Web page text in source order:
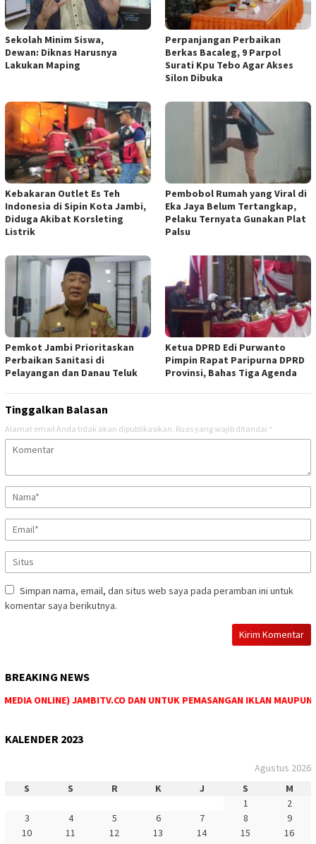
Sekolah Minim Siswa,
Dewan: Diknas Harusnya
Lakukan Maping
Perpanjangan Perbaikan
Berkas Bacaleg, 9 Parpol
Surati Kpu Tebo Agar Akses
Silon Dibuka
Kebakaran Outlet Es Teh
Indonesia di Sipin Kota Jambi,
Diduga Akibat Korsleting
Listrik
Pembobol Rumah yang Viral di
Eka Jaya Belum Tertangkap,
Pelaku Ternyata Gunakan Plat
Palsu
Pemkot Jambi Prioritaskan
Perbaikan Sanitasi di
Pelayangan dan Danau Teluk
Ketua DPRD Edi Purwanto
Pimpin Rapat Paripurna DPRD
Provinsi, Bahas Tiga Agenda
Tinggalkan Balasan
Alamat email Anda tidak akan dipublikasikan. Ruas yang wajib ditandai *
Simpan nama, email, dan situs web saya pada peramban ini untuk
komentar saya berikutnya.
BREAKING NEWS
ONLINE) JAMBITV.CO DAN UNTUK PEMASANGAN IKLAN MAUPUN
KALENDER 2023
Agustus 2026
S
S R K J S
M
1
2
3
4 5 6 7 8
9
10
11 12 13 14 15
16